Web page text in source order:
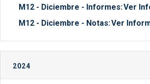
M12 - Diciembre - Informes:Ver
M12 - Diciembre - Notas:Ver
2024